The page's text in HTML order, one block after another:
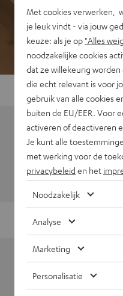
Met cookies verwerken,
je leuk vindt - via jouw
keuze: als je op "Alles
noodzakelijke cookies
dat ze willekeurig
die echt relevant is voor
gebruik van alle cookies
buiten de EU/EER. Voor
activeren of deactiveren
Je kunt alle
met werking voor de
privacybeleid en het
Noodzakelijk
Analyse
Marketing
Personalisatie